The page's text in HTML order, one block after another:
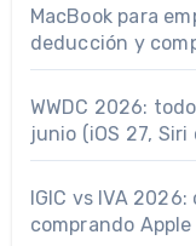
MacBook para
deducción y
WWDC 2026:
junio (iOS 27, Siri
IGIC vs IVA
comprando